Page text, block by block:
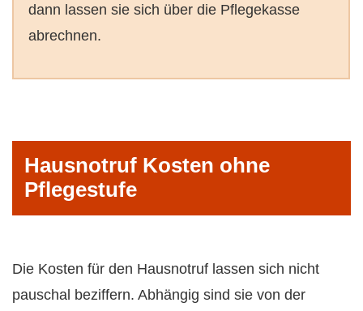
dann lassen sie sich über die Pflegekasse
abrechnen.
Hausnotruf Kosten ohne
Pflegestufe
Die Kosten für den Hausnotruf lassen sich nicht
pauschal beziffern. Abhängig sind sie von der